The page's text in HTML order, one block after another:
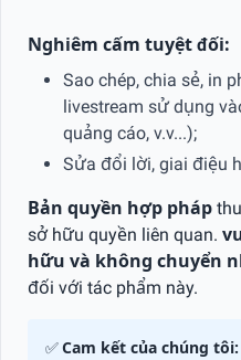
Nghiêm cấm tuyệt đối:
Sao chép, chia sẻ, in
livestream sử dụng
quảng cáo, v.v...);
Sửa đổi lời, giai điệu
Bản quyền hợp pháp
sở hữu quyền liên quan.
hữu và không chuyển
đối với tác phẩm này.
✅Cam kết của chúng tôi: